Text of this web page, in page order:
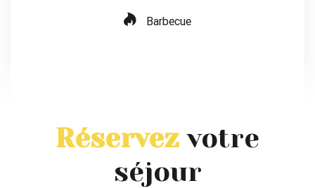
Barbecue
Réservez votre
séjour